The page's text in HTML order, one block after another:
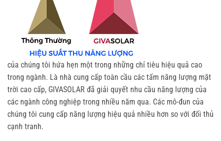
của chúng tôi hứa hẹn một trong những chỉ tiêu hiệu quả cao
trong ngành. Là nhà cung cấp toàn cầu các tấm năng lượng mặt
trời cao cấp, GIVASOLAR đã giải quyết nhu cầu năng lượng của
các ngành công nghiệp trong nhiều năm qua. Các mô-đun của
chúng tôi cung cấp năng lượng hiệu quả nhiều hơn so với đối thủ
cạnh tranh.